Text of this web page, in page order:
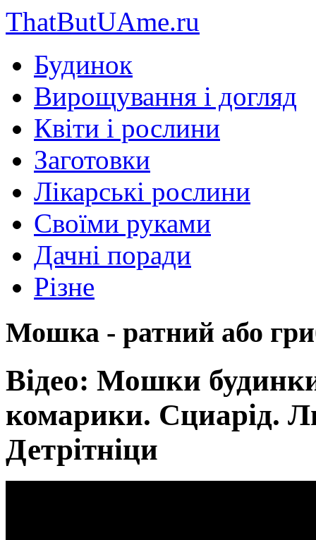
ThatButUAme.ru
Будинок
Вирощування і догляд
Квіти і рослини
Заготовки
Лікарські рослини
Своїми руками
Дачні поради
Різне
Мошка - ратний або
Відео: Мошки
комарики. Сциарід.
Детрітніци